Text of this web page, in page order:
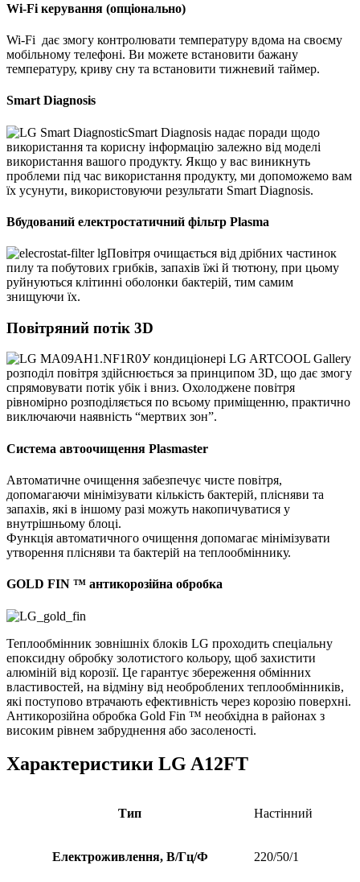
Wi-Fi керування (опціонально)
Wi-Fi дає змогу контролювати температуру вдома на своєму
мобільному телефоні. Ви можете встановити бажану
температуру, криву сну та встановити тижневий таймер.
Smart Diagnosis
Smart Diagnosis надає поради щодо
використання та корисну інформацію залежно від моделі
використання вашого продукту. Якщо у вас виникнуть
проблеми під час використання продукту, ми допоможемо вам
їх усунути, використовуючи результати Smart Diagnosis.
Вбудований електростатичний фільтр Plasma
Повітря очищається від дрібних частинок
пилу та побутових грибків, запахів їжі й тютюну, при цьому
руйнуються клітинні оболонки бактерій, тим самим
знищуючи їх.
Повітряний потік 3D
У кондиціонері LG ARTCOOL Gallery
розподіл повітря здійснюється за принципом 3D, що дає змогу
спрямовувати потік убік і вниз. Охолоджене повітря
рівномірно розподіляється по всьому приміщенню, практично
виключаючи наявність “мертвих зон”.
Система автоочищення Plasmaster
Автоматичне очищення забезпечує чисте повітря,
допомагаючи мінімізувати кількість бактерій, плісняви та
запахів, які в іншому разі можуть накопичуватися у
внутрішньому блоці.
Функція автоматичного очищення допомагає мінімізувати
утворення плісняви та бактерій на теплообміннику.
GOLD FIN ™ антикорозійна обробка
Теплообмінник зовнішніх блоків LG проходить спеціальну
епоксидну обробку золотистого кольору, щоб захистити
алюміній від корозії. Це гарантує збереження обмінних
властивостей, на відміну від необроблених теплообмінників,
які поступово втрачають ефективність через корозію поверхні.
Антикорозійна обробка Gold Fin ™ необхідна в районах з
високим рівнем забруднення або засоленості.
Характеристики LG A12FT
Тип Настінний
Електроживлення, В/Гц/Ф 220/50/1